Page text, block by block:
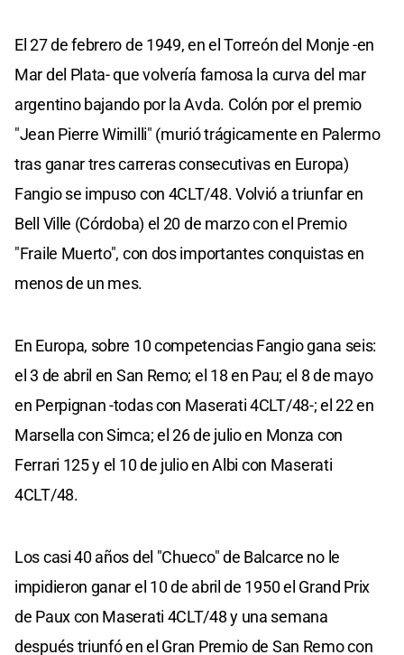
El 27 de febrero de 1949, en el Torreón del Monje -en
Mar del Plata- que volvería famosa la curva del mar
argentino bajando por la Avda. Colón por el premio
"Jean Pierre Wimilli" (murió trágicamente en Palermo
tras ganar tres carreras consecutivas en Europa)
Fangio se impuso con 4CLT/48. Volvió a triunfar en
Bell Ville (Córdoba) el 20 de marzo con el Premio
"Fraile Muerto", con dos importantes conquistas en
menos de un mes.
En Europa, sobre 10 competencias Fangio gana seis:
el 3 de abril en San Remo; el 18 en Pau; el 8 de mayo
en Perpignan -todas con Maserati 4CLT/48-; el 22 en
Marsella con Simca; el 26 de julio en Monza con
Ferrari 125 y el 10 de julio en Albi con Maserati
4CLT/48.
Los casi 40 años del "Chueco" de Balcarce no le
impidieron ganar el 10 de abril de 1950 el Grand Prix
de Paux con Maserati 4CLT/48 y una semana
después triunfó en el Gran Premio de San Remo con